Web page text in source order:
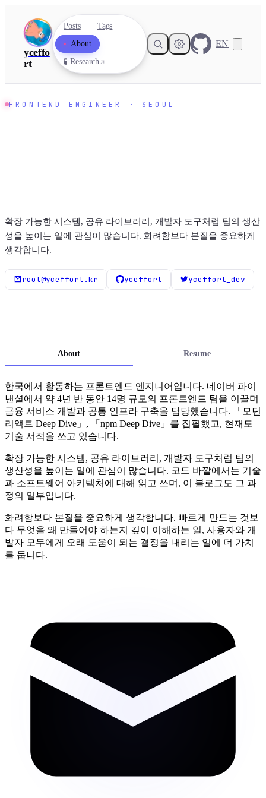
yceffo
rt
Posts
Tags
About
🧪 Research
EN
Dark
8 °
FRONTEND ENGINEER · SEOUL
확장 가능한 시스템, 공유 라이브러리, 개발자 도구처럼 팀의 생산
성을 높이는 일에 관심이 많습니다. 화려함보다 본질을 중요하게
생각합니다.
root@yceffort.kr yceffort yceffort_dev
About Resume
한국에서 활동하는 프론트엔드 엔지니어입니다. 네이버 파이
낸셜에서 약 4년 반 동안 14명 규모의 프론트엔드 팀을 이끌며
금융 서비스 개발과 공통 인프라 구축을 담당했습니다. 「모던
리액트 Deep Dive」, 「npm Deep Dive」를 집필했고, 현재도
기술 서적을 쓰고 있습니다.
확장 가능한 시스템, 공유 라이브러리, 개발자 도구처럼 팀의
생산성을 높이는 일에 관심이 많습니다. 코드 바깥에서는 기술
과 소프트웨어 아키텍처에 대해 읽고 쓰며, 이 블로그도 그 과
정의 일부입니다.
화려함보다 본질을 중요하게 생각합니다. 빠르게 만드는 것보
다 무엇을 왜 만들어야 하는지 깊이 이해하는 일, 사용자와 개
발자 모두에게 오래 도움이 되는 결정을 내리는 일에 더 가치
를 둡니다.